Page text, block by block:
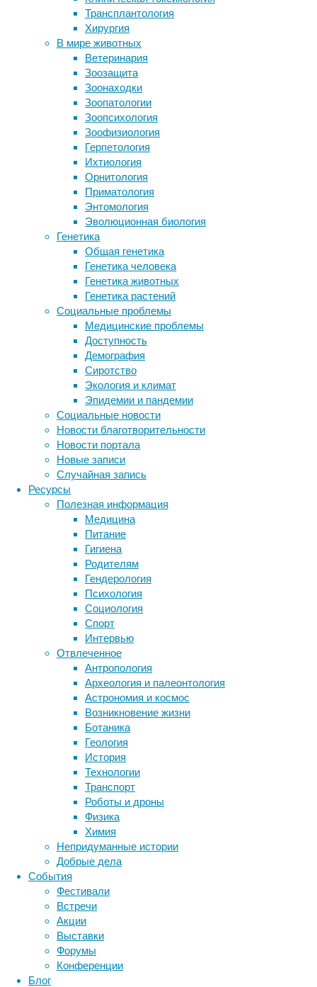
Трансплантология
Хирургия
В мире животных
Ветеринария
Зоозащита
Зоонаходки
Зоопатологии
Зоопсихология
Зоофизиология
Герпетология
Ихтиология
Орнитология
Приматология
Энтомология
Эволюционная биология
Генетика
Общая генетика
Генетика человека
Генетика животных
Генетика растений
Социальные проблемы
Медицинские проблемы
Доступность
Демография
Сиротство
Экология и климат
Эпидемии и пандемии
Социальные новости
Новости благотворительности
Новости портала
Новые записи
Случайная запись
Ресурсы
Полезная информация
Медицина
Питание
Гигиена
Родителям
Гендерология
Психология
Социология
Спорт
Интервью
Отвлеченное
Антропология
Археология и палеонтология
Астрономия и космос
Возникновение жизни
Ботаника
Геология
История
Технологии
Транспорт
Роботы и дроны
Физика
Химия
Непридуманные истории
Добрые дела
События
Фестивали
Встречи
Акции
Выставки
Форумы
Конференции
Блог
Ученые
выявили,
что,
чем
больше
времени
северные
олени
жуют
жвачку,
тем
меньше
времени
им
требуется
для
сна.
Это
помогает
животным
лучше
подготовиться
полярное
зиме.
Исследование
опубликовано
в
журнале
Current
Biology.
жизни
многих
живых
организмов
важную
роль
играют
циркадные
ритмы
—
изменения
физиологических
процессов
организме,
связанные
со
сменой
дня
и
ночи
или
светлого
и
темного
сезонов.
Покупка недвижимости в Турции: что
должен знать инвестор
Протез ноги с биологической
обратной связью показался
субъективно легче
Определен состав участников
эксперимента SIRIUS-21,
имитирующего полет на Луну
Следите за новостями
Метки
ДНК бактерии
биотехнология
генетика дети животные
здоровье знания иммунитет
инструменты и методы
исследования
лекарства медицина
мозг наука неврология
нейробиология
нейрофизиология
онкология
поведение
сон социальные проблемы
физиология
эмоции